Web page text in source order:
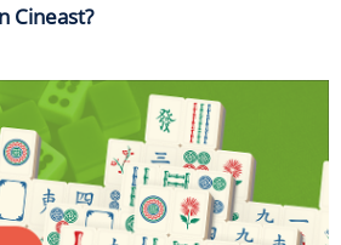
Cineast?